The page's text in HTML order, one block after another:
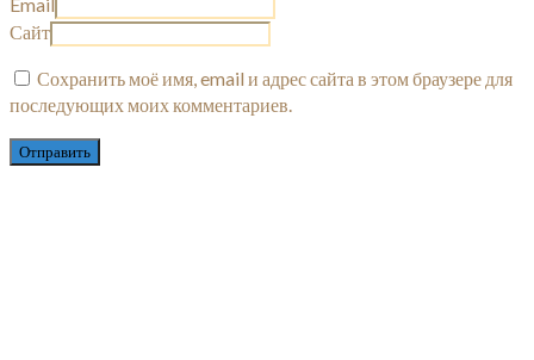
Email
Сайт
Сохранить моё имя, email и адрес сайта в этом браузере для
последующих моих комментариев.